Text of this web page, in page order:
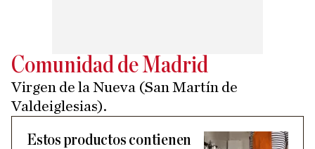
Comunidad de Madrid
Virgen de la Nueva (San Martín de
Valdeiglesias).
Estos productos contienen